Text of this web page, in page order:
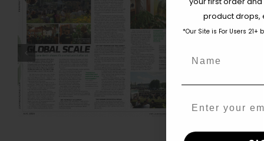
Was Ist THCV? Die
Wahrheit Über „Diät-
Gras“, Energie Und Das
High-Gefühl — VICE
product drops,
*Our Site is For Users 21+